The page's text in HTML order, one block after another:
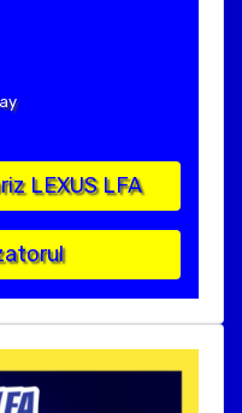
LEXUS LFA